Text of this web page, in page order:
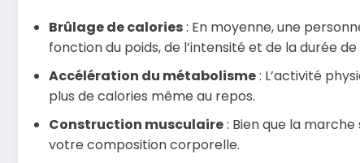
Brûlage de calories: En moyenne, une
fonction du poids, de l’intensité et de la durée
Accélération du métabolisme: L’activité
plus de calories même au repos.
Construction musculaire: Bien que la
votre composition corporelle.